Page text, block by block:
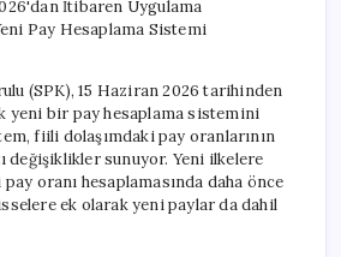
SPK
Hesaplama
Sistemi
Tanıtıldı
için
(SPK), 15 Haziran 2026 tarihinden
yeni bir pay hesaplama sistemini
fiili dolaşımdaki pay oranlarının
değişiklikler sunuyor. Yeni ilkelere
oranı hesaplamasında daha önce
ek olarak yeni paylar da dahil